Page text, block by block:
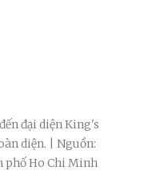
đại diện King's
diện. | Nguồn:
phố Ho Chi Minh